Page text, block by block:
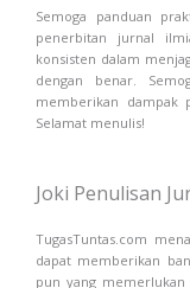
Semoga panduan
penerbitan jurnal
konsisten dalam
dengan benar.
memberikan dampak
Selamat menulis!
Joki Penulisan
TugasTuntas.com
dapat memberikan
pun yang